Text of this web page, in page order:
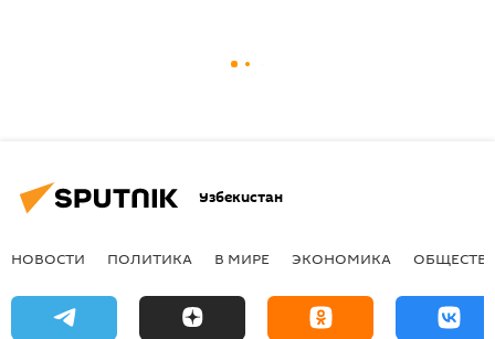
Узбекистан
НОВОСТИ ПОЛИТИКА В МИРЕ ЭКОНОМИКА